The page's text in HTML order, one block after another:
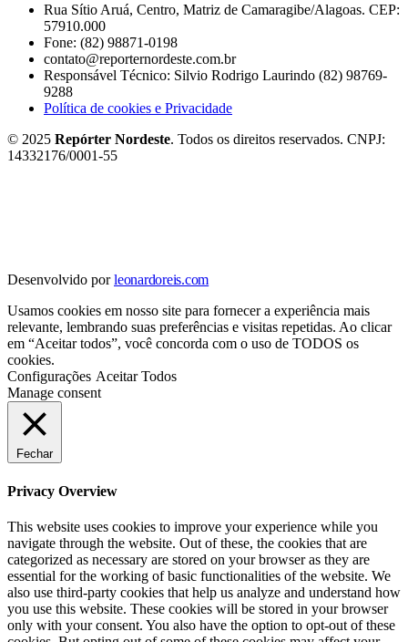
Rua Sítio Aruá, Centro, Matriz de Camaragibe/Alagoas. CEP:
57910.000
Fone: (82) 98871-0198
contato@reporternordeste.com.br
Responsável Técnico: Silvio Rodrigo Laurindo (82) 98769-
9288
Política de cookies e Privacidade
© 2025 Repórter Nordeste. Todos os direitos reservados. CNPJ:
14332176/0001-55
Desenvolvido porleonardoreis.com
Usamos cookies em nosso site para fornecer a experiência mais
relevante, lembrando suas preferências e visitas repetidas. Ao clicar
em “Aceitar todos”, você concorda com o uso de TODOS os
cookies.
Configurações Aceitar Todos
Manage consent
Fechar
Privacy Overview
This website uses cookies to improve your experience while you
navigate through the website. Out of these, the cookies that are
categorized as necessary are stored on your browser as they are
essential for the working of basic functionalities of the website. We
also use third-party cookies that help us analyze and understand how
you use this website. These cookies will be stored in your browser
only with your consent. You also have the option to opt-out of these